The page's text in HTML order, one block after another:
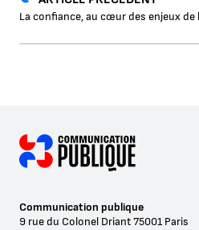
La confiance, au cœur des enjeux
Communication publique
9 rue du Colonel Driant75001 Paris